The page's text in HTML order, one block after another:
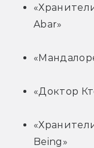
Abar»
«Доктор
Being»